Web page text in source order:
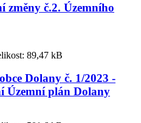
změny č.2. Územního
89,47 kB
Dolany č. 1/2023 -
Územní plán Dolany